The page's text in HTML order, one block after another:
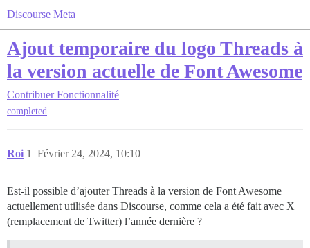
Discourse Meta
Ajout temporaire du logo Threads à
la version actuelle de Font Awesome
Contribuer Fonctionnalité
completed
Roi Février 24, 2024, 10:10
1
Est-il possible d’ajouter Threads à la version de Font Awesome
actuellement utilisée dans Discourse, comme cela a été fait avec X
(remplacement de Twitter) l’année dernière ?